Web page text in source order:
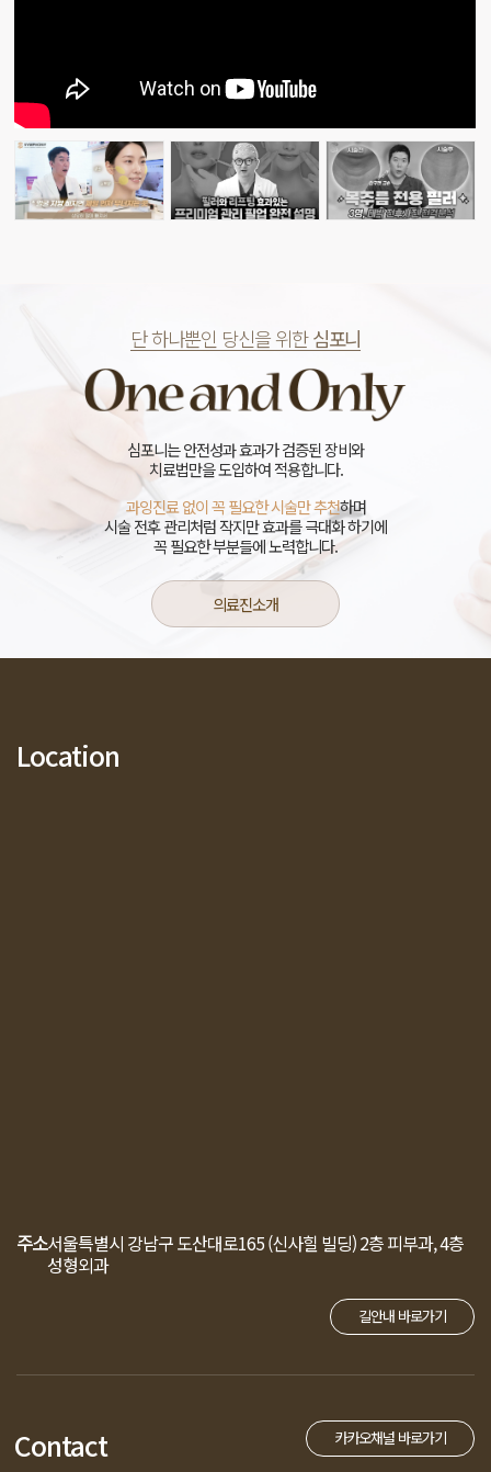
단 하나뿐인 당신을 위한심포니
심포니는 안전성과 효과가 검증된 장비와
치료법만을 도입하여 적용합니다.
과잉진료 없이 꼭 필요한 시술만 추천하며
시술 전후 관리처럼 작지만 효과를 극대화 하기에
꼭 필요한 부분들에 노력합니다.
의료진소개
Location
주소서울특별시 강남구 도산대로165 (신사힐 빌딩)2층 피부과, 4층
성형외과
길안내 바로가기
Contact 카카오채널 바로가기